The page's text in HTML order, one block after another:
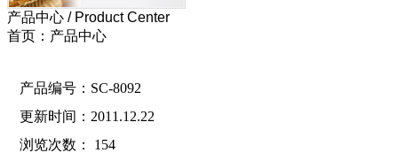
产品中心 / Product Center
首页：产品中心
产品编号：SC-8092
更新时间：2011.12.22
浏览次数： 154